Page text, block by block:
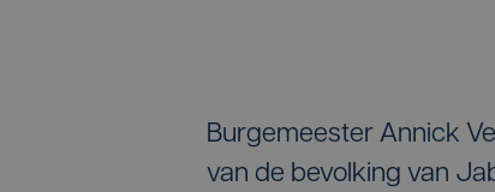
Burgemeester Annick
van de bevolking van